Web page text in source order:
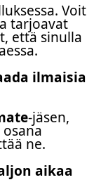
Voit
tarjoavat
että sinulla
ilmaisia
-jäsen,
ne.
aikaa